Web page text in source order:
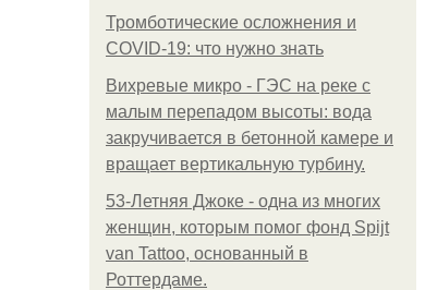
Тромботические осложнения и
COVID-19: что нужно знать
Вихревые микро - ГЭС на реке с
малым перепадом высоты: вода
закручивается в бетонной камере и
вращает вертикальную турбину.
53-Летняя Джоке - одна из многих
женщин, которым помог фонд Spijt
van Tattoo, основанный в
Роттердаме.